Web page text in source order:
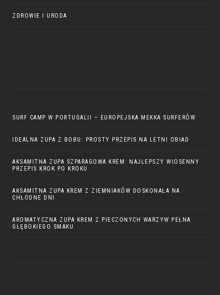
ZDROWIE I URODA
SURF CAMP W PORTUGALII – EUROPEJSKA MEKKA SURFERÓW
IDEALNA ZUPA Z BOBU: PROSTY PRZEPIS NA LETNI OBIAD
AKSAMITNA ZUPA SZPARAGOWA KREM: NAJLEPSZY WIOSENNY
PRZEPIS KROK PO KROKU
AKSAMITNA ZUPA KREM Z ZIEMNIAKÓW DOSKONAŁA NA
CHŁODNE DNI
AROMATYCZNA ZUPA KREM Z PIECZONYCH WARZYW PEŁNA
GŁĘBOKIEGO SMAKU